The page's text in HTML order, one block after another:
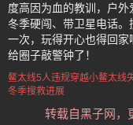
度高因为血的教训，户
冬季硬闯、带卫星电话
一次，玩得开心也得回
给圈子敲警钟了！
鳌太线5人违规穿越小鳌太线
冬季搜救进展
转载自黑子网，